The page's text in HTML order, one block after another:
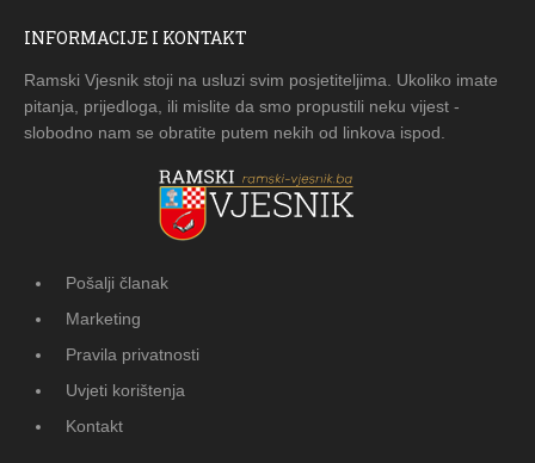
INFORMACIJE I KONTAKT
Ramski Vjesnik stoji na usluzi svim posjetiteljima. Ukoliko imate
pitanja, prijedloga, ili mislite da smo propustili neku vijest -
slobodno nam se obratite putem nekih od linkova ispod.
Pošalji članak
Marketing
Pravila privatnosti
Uvjeti korištenja
Kontakt